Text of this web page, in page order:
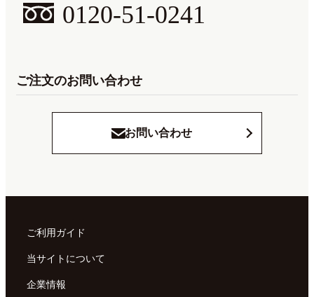
0120-51-0241
ご注文のお問い合わせ
お問い合わせ
ご利用ガイド
当サイトについて
企業情報